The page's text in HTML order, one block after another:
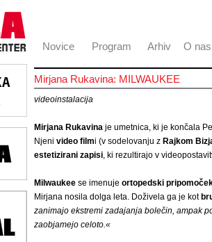
Novice Program Arhiv O nas
Mirjana Rukavina: MILWAUKEE
videoinstalacija
Mirjana Rukavina je umetnica, ki je končala
Njeni video filmi (v sodelovanju z Rajkom
estetizirani zapisi, ki rezultirajo v
Milwaukee se imenuje ortopedski
Mirjana nosila dolga leta. Doživela ga je kot
zanimajo ekstremi zadajanja bolečin, ampak
zaobjamejo celoto.«